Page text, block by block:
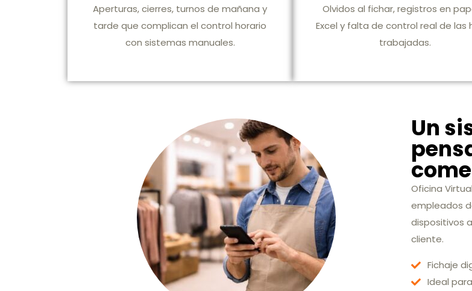
Aperturas, cierres, turnos de mañana y
tarde que complican el control horario
con sistemas manuales.
Olvidos al fichar, registros en
Excel y falta de control real de las
trabajadas.
Un
Oficina
empleados
dispositivos
cliente.
Fichaje
Ideal